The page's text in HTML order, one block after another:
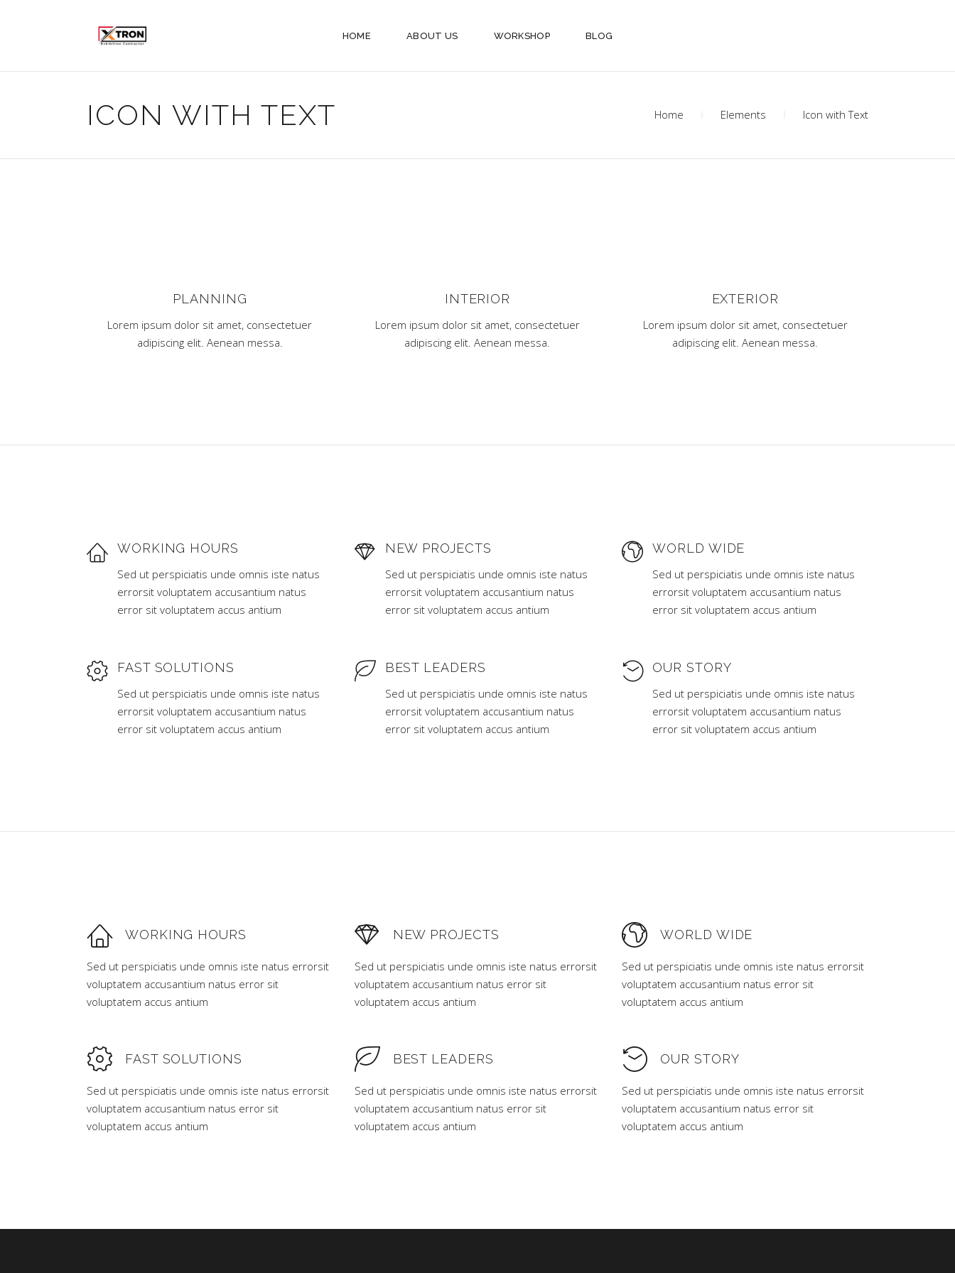
HOME ABOUT US WORKSHOP BLOG
ICON WITH TEXT Home Elements Icon with Text
PLANNING
Lorem ipsum dolor sit amet, consectetuer
adipiscing elit. Aenean messa.
INTERIOR
Lorem ipsum dolor sit amet, consectetuer
adipiscing elit. Aenean messa.
EXTERIOR
Lorem ipsum dolor sit amet, consectetuer
adipiscing elit. Aenean messa.
WORKING HOURS
Sed ut perspiciatis unde omnis iste natus
errorsit voluptatem accusantium natus
error sit voluptatem accus antium
FAST SOLUTIONS
Sed ut perspiciatis unde omnis iste natus
errorsit voluptatem accusantium natus
error sit voluptatem accus antium
NEW PROJECTS
Sed ut perspiciatis unde omnis iste natus
errorsit voluptatem accusantium natus
error sit voluptatem accus antium
BEST LEADERS
Sed ut perspiciatis unde omnis iste natus
errorsit voluptatem accusantium natus
error sit voluptatem accus antium
WORLD WIDE
Sed ut perspiciatis unde omnis iste natus
errorsit voluptatem accusantium natus
error sit voluptatem accus antium
OUR STORY
Sed ut perspiciatis unde omnis iste natus
errorsit voluptatem accusantium natus
error sit voluptatem accus antium
WORKING HOURS
Sed ut perspiciatis unde omnis iste natus errorsit
voluptatem accusantium natus error sit
voluptatem accus antium
FAST SOLUTIONS
Sed ut perspiciatis unde omnis iste natus errorsit
voluptatem accusantium natus error sit
voluptatem accus antium
NEW PROJECTS
Sed ut perspiciatis unde omnis iste natus errorsit
voluptatem accusantium natus error sit
voluptatem accus antium
BEST LEADERS
Sed ut perspiciatis unde omnis iste natus errorsit
voluptatem accusantium natus error sit
voluptatem accus antium
WORLD WIDE
Sed ut perspiciatis unde omnis iste natus errorsit
voluptatem accusantium natus error sit
voluptatem accus antium
OUR STORY
Sed ut perspiciatis unde omnis iste natus errorsit
voluptatem accusantium natus error sit
voluptatem accus antium